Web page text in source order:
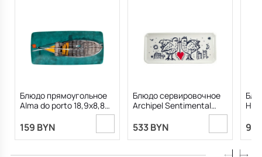
Блюдо прямоугольное
Alma do porto 18,9х8,8
159 BYN
Блюдо сервировочное
Archipel Sentimental
533 BYN